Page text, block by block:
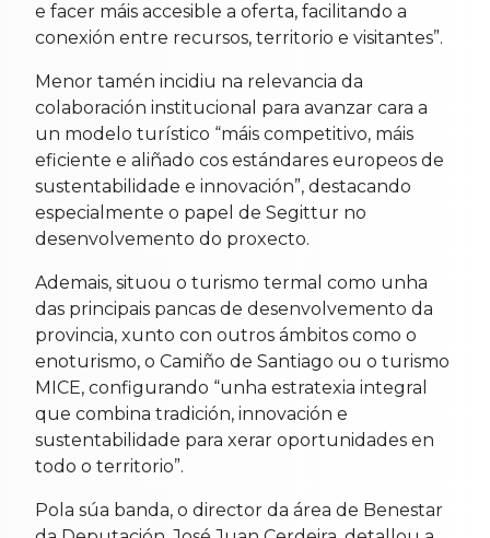
e facer máis accesible a oferta, facilitando a
conexión entre recursos, territorio e visitantes”.
Menor tamén incidiu na relevancia da
colaboración institucional para avanzar cara a
un modelo turístico “máis competitivo, máis
eficiente e aliñado cos estándares europeos de
sustentabilidade e innovación”, destacando
especialmente o papel de Segittur no
desenvolvemento do proxecto.
Ademais, situou o turismo termal como unha
das principais pancas de desenvolvemento da
provincia, xunto con outros ámbitos como o
enoturismo, o Camiño de Santiago ou o turismo
MICE, configurando “unha estratexia integral
que combina tradición, innovación e
sustentabilidade para xerar oportunidades en
todo o territorio”.
Pola súa banda, o director da área de Benestar